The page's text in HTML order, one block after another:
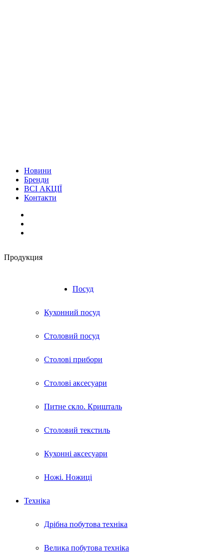
Новини
Бренди
ВСІ АКЦІЇ
Контакти
Продукция
Посуд
Кухонний посуд
Столовий посуд
Столові прибори
Столові аксесуари
Питне скло. Кришталь
Столовий текстиль
Кухонні аксесуари
Ножі. Ножиці
Техніка
Дрібна побутова техніка
Велика побутова техніка